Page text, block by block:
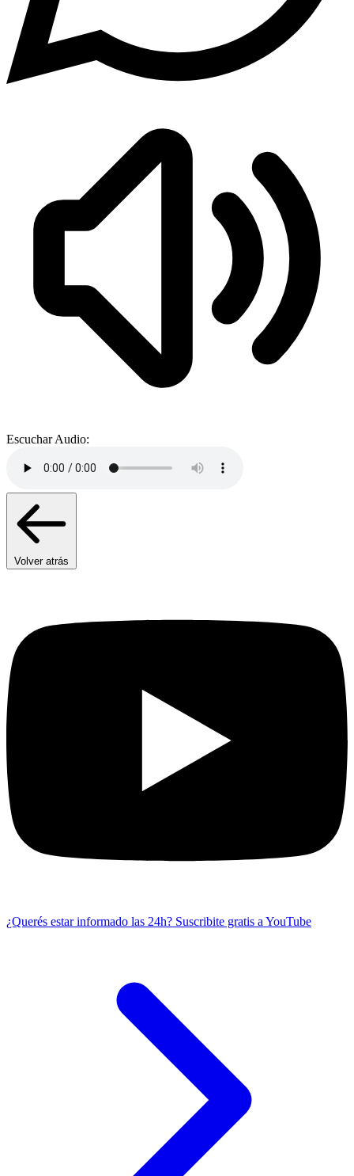
Escuchar Audio:
Volver atrás
¿Querés estar informado las 24h? Suscribite gratis a YouTube